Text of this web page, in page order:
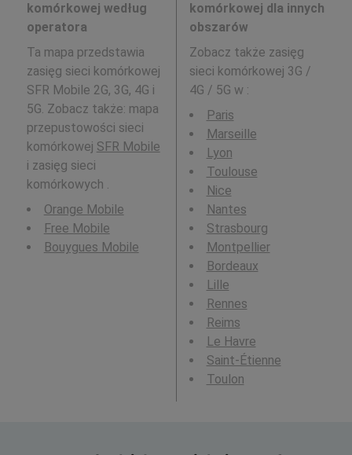
komórkowej według
operatora
Ta mapa przedstawia
zasięg sieci komórkowej
SFR Mobile 2G, 3G, 4G i
5G. Zobacz także: mapa
przepustowości sieci
komórkowej SFR Mobile
i zasięg sieci
komórkowych .
Orange Mobile
Free Mobile
Bouygues Mobile
komórkowej dla innych
obszarów
Zobacz także zasięg
sieci komórkowej 3G /
4G / 5G w :
Paris
Marseille
Lyon
Toulouse
Nice
Nantes
Strasbourg
Montpellier
Bordeaux
Lille
Rennes
Reims
Le Havre
Saint-Étienne
Toulon